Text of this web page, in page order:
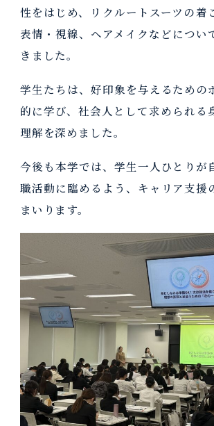
性をはじめ、リクルートスーツの着
表情・視線、ヘアメイクなどについ
きました。
学生たちは、好印象を与えるための
的に学び、社会人として求められる
理解を深めました。
今後も本学では、学生一人ひとりが
職活動に臨めるよう、キャリア支援
まいります。